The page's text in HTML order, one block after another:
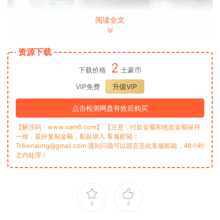
阅读全文
资源下载
下载价格 2 土豪币
VIP免费
升级VIP
点击检测网盘有效后购买
【解压码：www.vam6.com】 【注意：付款金额和收款金额保持
一致，最好复制金额，黏贴填入 客服邮箱：
Trikenaung@gmail.com 遇到问题可以留言至此客服邮箱，48小时
之内处理！
4 4